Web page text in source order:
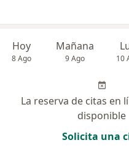
Hoy
8 Ago
Mañana
9 Ago 10
La reserva de citas en
disponible
Solicita una